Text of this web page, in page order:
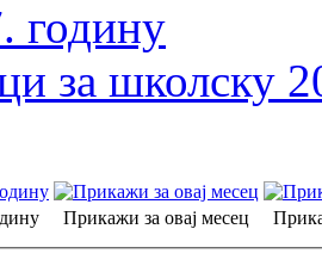
годину
за школску
Прикажи за овај месец